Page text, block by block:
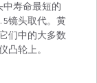
寿命最短的
镜头取代。黄
们中的大多数
凸轮上。